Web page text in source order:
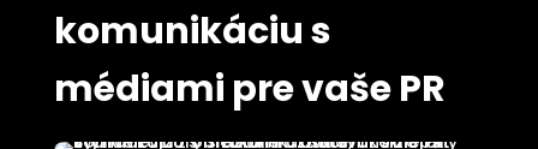
komunikáciu s
médiami pre vaše PR